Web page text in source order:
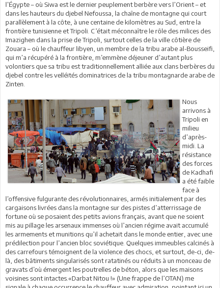
l’Égypte – où Siwa est le dernier peuplement berbère vers l’Orient – et
dans les hauteurs du djebel Nefoussa, la chaîne de montagne qui court
parallèlement à la côte, à une centaine de kilomètres au Sud, entre la
frontière tunisienne et Tripoli. C’était méconnaître le rôle des milices des
Imazighen dans la prise de Tripoli, surtout celles de la ville côtière de
Zouara – où le chauffeur libyen, un membre de la tribu arabe al-Bousseifi,
qui m’a récupéré à la frontière, m’emmène déjeuner d’autant plus
volontiers que sa tribu est traditionnellement alliée aux clans berbères du
djebel contre les velléités dominatrices de la tribu montagnarde arabe de
Zinten.
Nous
arrivons à
Tripoli en
milieu
d’après-
midi. La
résistance
des forces
de Kadhafi
a été faible
face à
l’offensive fulgurante des révolutionnaires, armés initialement par des
cargaisons livrées dans la montagne sur des pistes d’atterrissage de
fortune où se posaient des petits avions français, avant que ne soient
mis au pillage les arsenaux immenses où l’ancien régime avait accumulé
les armements et munitions qu’il achetait dans le monde entier, avec une
prédilection pour l’ancien bloc soviétique. Quelques immeubles calcinés à
des carrefours témoignent de la violence des chocs, et surtout, de-ci, de-
là, des bâtiments singularisés sont ratatinés ou réduits à un monceau de
gravats d’où émergent les poutrelles de béton, alors que les maisons
voisines sont intactes.«Darbat Nitou !» (Une frappe de l’OTAN) me